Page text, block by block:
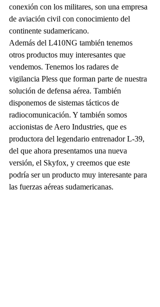
conexión con los militares, son una empresa
de aviación civil con conocimiento del
continente sudamericano.
Además del L410NG también tenemos
otros productos muy interesantes que
vendemos. Tenemos los radares de
vigilancia Pless que forman parte de nuestra
solución de defensa aérea. También
disponemos de sistemas tácticos de
radiocomunicación. Y también somos
accionistas de Aero Industries, que es
productora del legendario entrenador L-39,
del que ahora presentamos una nueva
versión, el Skyfox, y creemos que este
podría ser un producto muy interesante para
las fuerzas aéreas sudamericanas.